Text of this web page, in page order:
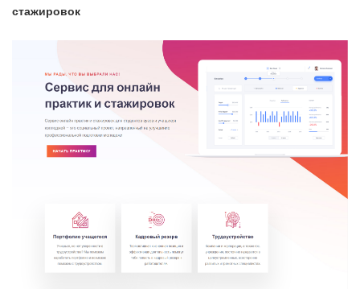
стажировок